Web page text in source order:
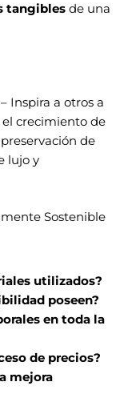
tangibles de una
Inspira a otros a
el crecimiento de
de
lujo y
Sostenible
utilizados?
poseen?
en toda la
de precios?
mejora